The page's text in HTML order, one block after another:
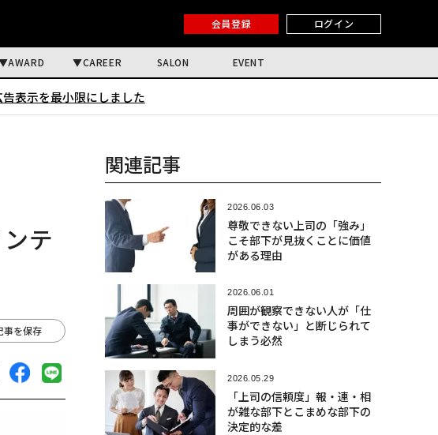
会員登録 ログイン
AWARD CAREER SALON EVENT
表示を最小限にしました
テ
事を保存
関連記事
2026.06.03
尊敬できない上司の「強み」
こそ部下が見抜くことに価値
がある理由
2026.06.01
周囲が観察できない人が「仕
事ができない」と断じられて
しまう必然
2026.05.29
「上司の信頼度」報・連・相
が雑な部下とこまめな部下の
決定的な差